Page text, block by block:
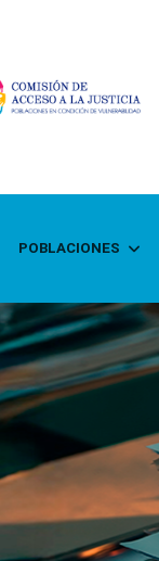
POBLACIONES